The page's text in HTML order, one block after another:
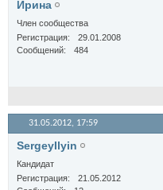
Иринa
Член сообщества
Регистрация
29.01.2008
Сообщений
484
31.05.2012, 17:59
SergeyIlyin
Кандидат
Регистрация
21.05.2012